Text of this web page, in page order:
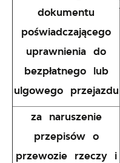
dokumentu
poświadczającego
uprawnienia do
bezpłatnego lub
ulgowego przejazdu
za naruszenie
przepisów o
przewozie rzeczy i